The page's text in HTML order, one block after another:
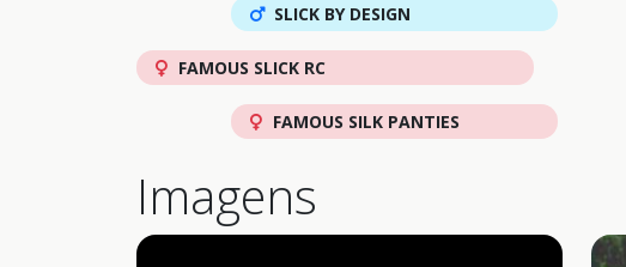
SLICK BY DESIGN
FAMOUS SLICK RC
FAMOUS SILK PANTIES
Imagens